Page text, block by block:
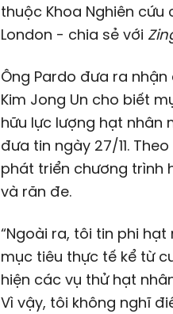
thuộc Khoa Nghiên
London - chia sẻ với
Ông Pardo đưa ra
Kim Jong Un cho biết
hữu lực lượng hạt nhân
đưa tin ngày 27/11.
phát triển chương trình
và răn đe.
“Ngoài ra, tôi tin phi
mục tiêu thực tế kể từ
hiện các vụ thử hạt
Vì vậy, tôi không nghĩ